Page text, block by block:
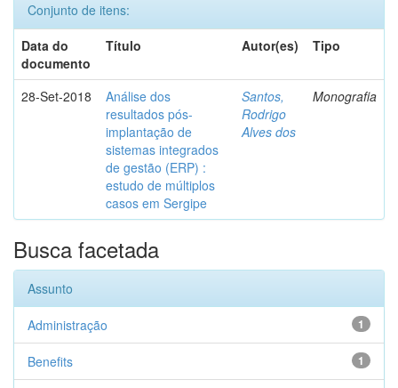
Conjunto de itens:
Data do
documento
Título Autor(es) Tipo
28-Set-2018
Análise dos
resultados pós-
implantação de
sistemas integrados
de gestão (ERP) :
estudo de múltiplos
casos em Sergipe
Santos,
Rodrigo
Alves dos
Monografia
Busca facetada
Assunto
1
Administração
1
Benefits